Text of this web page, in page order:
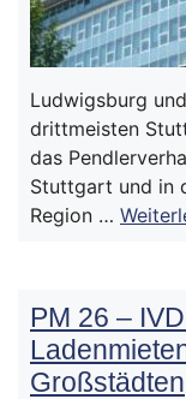
Ludwigsburg
drittmeisten
das
Stuttgart und in
Region …
PM 26 –
Großstädten